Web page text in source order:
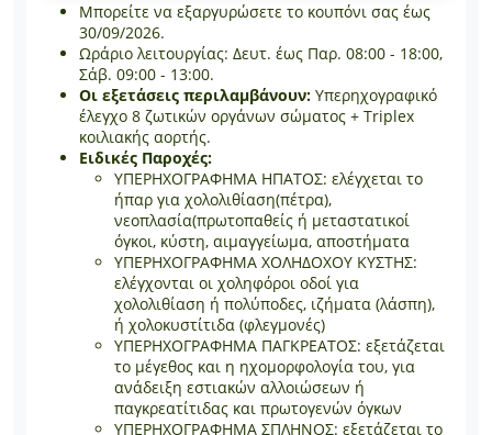
Μπορείτε να εξαργυρώσετε το κουπόνι σας έως
30/09/2026.
Ωράριο λειτουργίας: Δευτ. έως Παρ. 08:00 - 18:00,
Σάβ. 09:00 - 13:00.
Οι εξετάσεις περιλαμβάνουν: Υπερηχογραφικό
έλεγχο 8 ζωτικών οργάνων σώματος + Triplex
κοιλιακής αορτής.
Ειδικές Παροχές:
ΥΠΕΡΗΧΟΓΡΑΦΗΜΑ ΗΠΑΤΟΣ: ελέγχεται το
ήπαρ για χολολιθίαση(πέτρα),
νεοπλασία(πρωτοπαθείς ή μεταστατικοί
όγκοι, κύστη, αιμαγγείωμα, αποστήματα
ΥΠΕΡΗΧΟΓΡΑΦΗΜΑ ΧΟΛΗΔΟΧΟΥ ΚΥΣΤΗΣ:
ελέγχονται οι χοληφόροι οδοί για
χολολιθίαση ή πολύποδες, ιζήματα (λάσπη),
ή χολοκυστίτιδα (φλεγμονές)
ΥΠΕΡΗΧΟΓΡΑΦΗΜΑ ΠΑΓΚΡΕΑΤΟΣ: εξετάζεται
το μέγεθος και η ηχομορφολογία του, για
ανάδειξη εστιακών αλλοιώσεων ή
παγκρεατίτιδας και πρωτογενών όγκων
ΥΠΕΡΗΧΟΓΡΑΦΗΜΑ ΣΠΛΗΝΟΣ: εξετάζεται το